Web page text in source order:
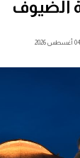
الضيوف
04 أغسطس 2026